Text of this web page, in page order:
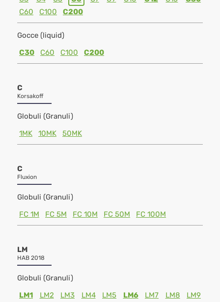
C60
C100 C200
Gocce (liquid)
C30
C60 C100 C200
C
Korsakoff
Globuli (Granuli)
1MK
10MK 50MK
C
Fluxion
Globuli (Granuli)
FC 1M
FC 5M FC 10M FC 50M FC 100M
LM
HAB 2018
Globuli (Granuli)
LM1
LM2 LM3 LM4 LM5 LM6 LM7 LM8
LM9